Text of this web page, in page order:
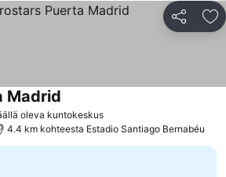
Jaa
oleva kuntokeskus
Madrid
4.4 km kohteesta Estadio Santiago Bernabéu